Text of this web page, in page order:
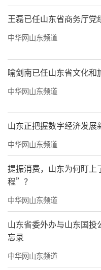
方经济社会发展
性、公益性、战略
赋能，在激活发展
技投入力度，坚
放大“集中力量办
建“技术攻关更有
效能更显著”的科
型升级，在提升发
服务国家现代化产
产业向高端化、智
化支撑保障能力。
增强核心能力上全
作为提升核心能力
牌建设牵引产业升
焦深化改革创新，
力。要深刻认识“
王磊已任山东省商务厅党
中华网山东频道
喻剑南已任山东省文化和
中华网山东频道
山东正把握数字经济发展
中华网山东频道
提振消费，山东为何盯
程”？
中华网山东频道
山东省委外办与山东国投
忘录
中华网山东频道